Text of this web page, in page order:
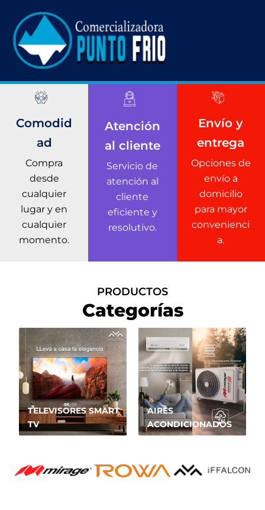
contenido
Comodid
ad
Compra
desde
cualquier
lugar y en
cualquier
momento.
Atención
al cliente
Servicio de
atención al
cliente
eficiente y
resolutivo.
Envío y
entrega
Opciones de
envío a
domicilio
para mayor
convenienci
a.
PRODUCTOS
Categorías
TELEVISORES SMART
TV
AIRES
ACONDICIONADOS